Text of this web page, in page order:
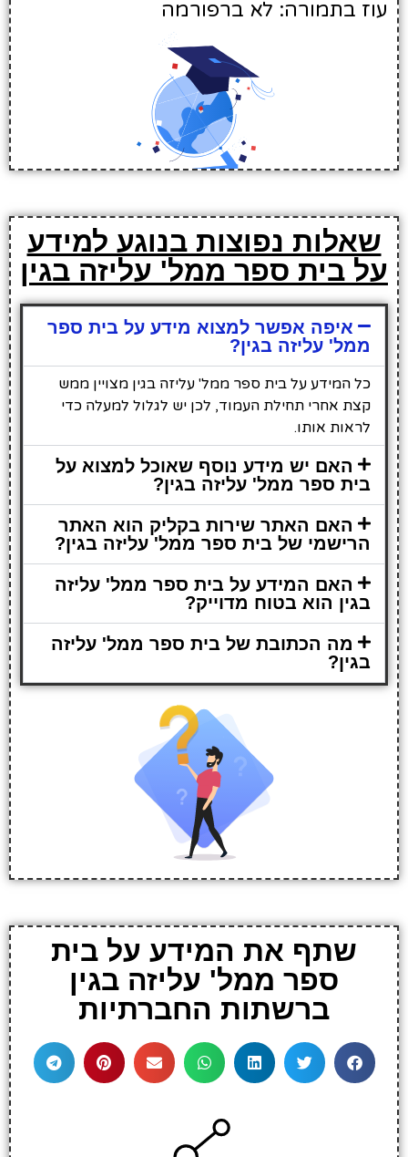
עוז בתמורה: לא ברפורמה
שאלות נפוצות בנוגע למידע
על בית ספר ממל' עליזה בגין
איפה אפשר למצוא מידע על בית ספר
ממל' עליזה בגין?
כל המידע על בית ספר ממל' עליזה בגין מצויין ממש
קצת אחרי תחילת העמוד, לכן יש לגלול למעלה כדי
לראות אותו.
האם יש מידע נוסף שאוכל למצוא על
בית ספר ממל' עליזה בגין?
האם האתר שירות בקליק הוא האתר
הרישמי של בית ספר ממל' עליזה בגין?
האם המידע על בית ספר ממל' עליזה
בגין הוא בטוח מדוייק?
מה הכתובת של בית ספר ממל' עליזה
בגין?
שתף את המידע על בית
ספר ממל' עליזה בגין
ברשתות החברתיות